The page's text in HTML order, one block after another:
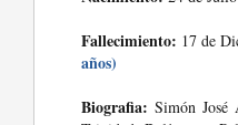
Fallecimiento: 17 de
años)
Biografia: Simón José